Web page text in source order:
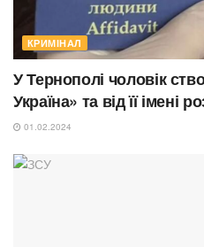
КРИМІНАЛ
У Тернополі чоловік
Україна» та від її
01.02.2024